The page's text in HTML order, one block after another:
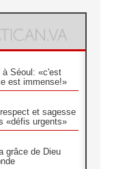
à Séoul: «c'est
est immense!»
et sagesse
«défis urgents»
grâce de Dieu